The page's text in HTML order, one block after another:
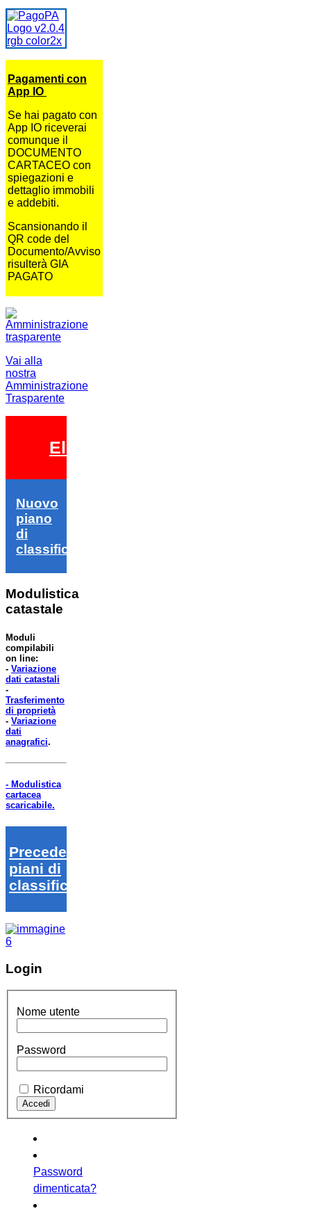
Pagamenti con
App IO
Se hai pagato con
App IO riceverai
comunque il
DOCUMENTO
CARTACEO con
spiegazioni e
dettaglio immobili
e addebiti.
Scansionando il
QR code del
Documento/Avviso
risulterà GIA
PAGATO
Vai alla
nostra
Amministrazione
Trasparente
Elezioni 2026
Nuovo
piano
di
classifica
Modulistica
catastale
Moduli
compilabili
on line:
- Variazione
dati catastali
-
Trasferimento
di proprietà
- Variazione
dati
anagrafici.
- Modulistica
cartacea
scaricabile.
Precedenti
piani di
classifica
Login
Nome utente
Password
Ricordami
Password
dimenticata?